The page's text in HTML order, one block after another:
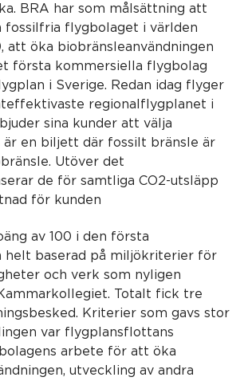
BRA har som målsättning att
fossilfria flygbolaget i världen
att öka biobränsleanvändningen
första kommersiella flygbolag
i Sverige. Redan idag flyger
regionalflygplanet i
sina kunder att välja
är en biljett där fossilt bränsle är
Utöver det
de för samtliga CO2-utsläpp
för kunden
av 100 i den första
helt baserad på miljökriterier för
och verk som nyligen
Totalt fick tre
Kriterier som gavs stor
var flygplansflottans
arbete för att öka
utveckling av andra